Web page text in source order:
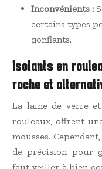
Inconvénients :
certains types
gonflants.
Isolants en
roche et
La laine de verre
rouleaux, offrent
mousses.
de précision pour